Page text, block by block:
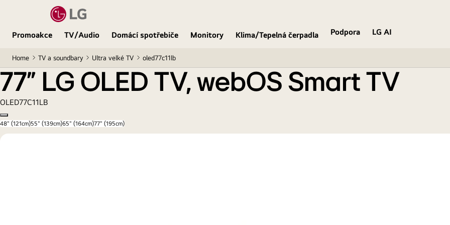
Promoakce TV/Audio Domácí spotřebiče Monitory Klima/Tepelná čerpadla Podpora
LG AI
Home TV a soundbary Ultra velké TV oled77c11lb
77" LG OLED TV, webOS Smart TV
77" LG OLED TV, webOS Smart TV
OLED77C11LB
Copy model name
48" (121cm)55" (139cm)65" (164cm)77" (195cm)